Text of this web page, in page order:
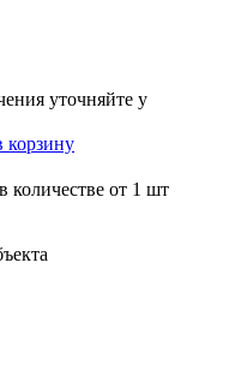
уточняйте у
корзину
количестве от 1 шт